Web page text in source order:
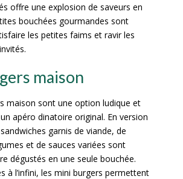
offre une explosion de saveurs en
bouchées gourmandes sont
les petites faims et ravir les
maison
maison sont une option ludique et
apéro dinatoire original. En version
garnis de viande, de
et de sauces variées sont
dégustés en une seule bouchée.
à l’infini, les mini burgers permettent